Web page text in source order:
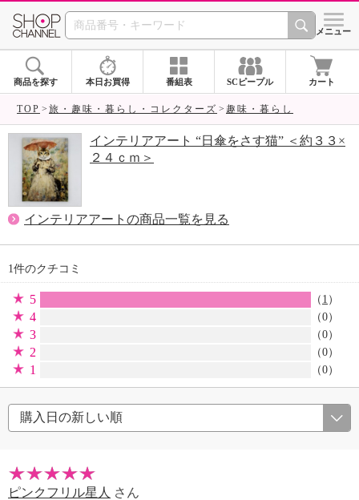
SHOP CHANNEL シメニュー
商品を探す 本日お買得 番組表 SCピープル カート
TOP 旅・趣味・暮らし・コレクターズ 趣味・暮らし
インテリアアート “日傘をさす猫” ＜約３３×
２４ｃｍ＞
インテリアアートの商品一覧を見る
1件のクチコミ
5 （ 1 ）
4 （0）
3 （0）
2 （0）
1 （0）
ピンクフリル星人 さん